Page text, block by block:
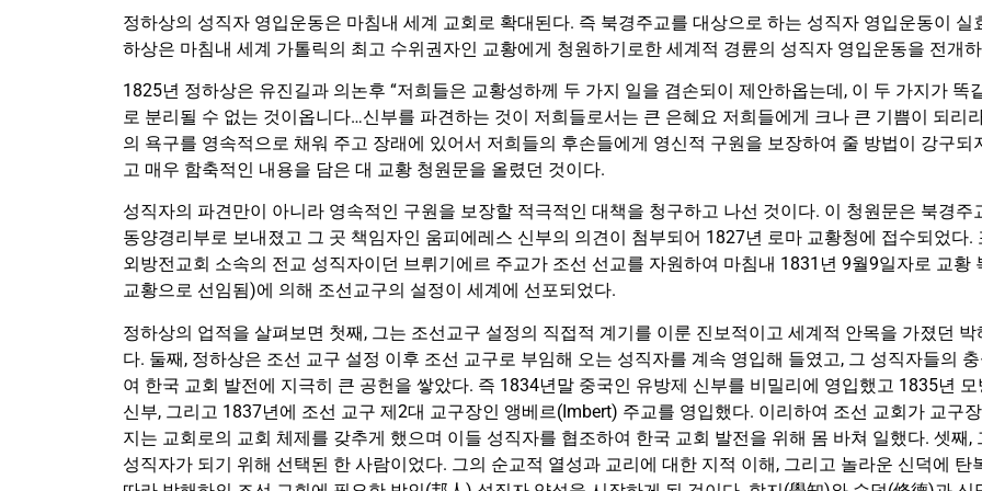
정하상의 성직자 영입운동은 마침내 세계 교회로 확대된다. 즉 북경주교를 대상으로 하는 성직자 영입운동이
하상은 마침내 세계 가톨릭의 최고 수위권자인 교황에게 청원하기로한 세계적 경륜의 성직자 영입운동을 전개
1825년 정하상은 유진길과 의논후 “저희들은 교황성하께 두 가지 일을 겸손되이 제안하옵는데, 이 두 가지가
로 분리될 수 없는 것이옵니다…신부를 파견하는 것이 저희들로서는 큰 은혜요 저희들에게 크나 큰 기쁨이 되리
의 욕구를 영속적으로 채워 주고 장래에 있어서 저희들의 후손들에게 영신적 구원을 보장하여 줄 방법이 강구
고 매우 함축적인 내용을 담은 대 교황 청원문을 올렸던 것이다.
성직자의 파견만이 아니라 영속적인 구원을 보장할 적극적인 대책을 청구하고 나선 것이다. 이 청원문은 북경
동양경리부로 보내졌고 그 곳 책임자인 움피에레스 신부의 의견이 첨부되어 1827년 로마 교황청에 접수되었다
외방전교회 소속의 전교 성직자이던 브뤼기에르 주교가 조선 선교를 자원하여 마침내 1831년 9월9일자로 교
교황으로 선임됨)에 의해 조선교구의 설정이 세계에 선포되었다.
정하상의 업적을 살펴보면 첫째, 그는 조선교구 설정의 직접적 계기를 이룬 진보적이고 세계적 안목을 가졌던
다. 둘째, 정하상은 조선 교구 설정 이후 조선 교구로 부임해 오는 성직자를 계속 영입해 들였고, 그 성직자들의
여 한국 교회 발전에 지극히 큰 공헌을 쌓았다. 즉 1834년말 중국인 유방제 신부를 비밀리에 영입했고 1835년
신부, 그리고 1837년에 조선 교구 제2대 교구장인 앵베르(Imbert) 주교를 영입했다. 이리하여 조선 교회가 교구
지는 교회로의 교회 체제를 갖추게 했으며 이들 성직자를 협조하여 한국 교회 발전을 위해 몸 바쳐 일했다. 셋째
성직자가 되기 위해 선택된 한 사람이었다. 그의 순교적 열성과 교리에 대한 지적 이해, 그리고 놀라운 신덕에